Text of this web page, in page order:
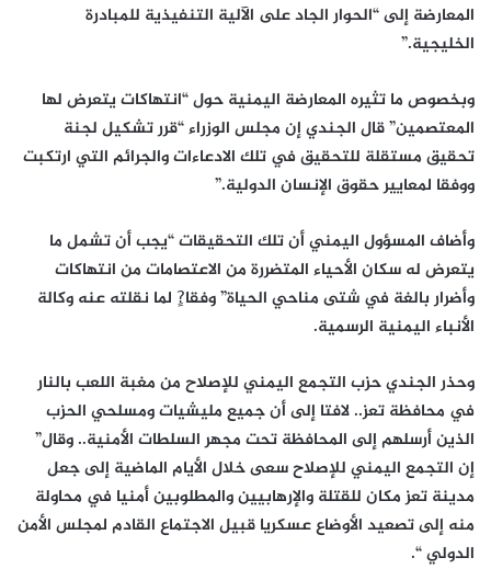
المعارضة إلى “الحوار الجاد على الآلية التنفيذية للمبادرة
الخليجية.”
وبخصوص ما تثيره المعارضة اليمنية حول “انتهاكات يتعرض لها
المعتصمين” قال الجندي إن مجلس الوزراء “قرر تشكيل لجنة
تحقيق مستقلة للتحقيق في تلك الادعاءات والجرائم التي ارتكبت
ووفقا لمعايير حقوق الإنسان الدولية.”
وأضاف المسؤول اليمني أن تلك التحقيقات “يجب أن تشمل ما
يتعرض له سكان الأحياء المتضررة من الاعتصامات من انتهاكات
وأضرار بالغة في شتى مناحي الحياة” وفقا?ٍ لما نقلته عنه وكالة
الأنباء اليمنية الرسمية.
وحذر الجندي حزب التجمع اليمني للإصلاح من مغبة اللعب بالنار
في محافظة تعز.. لافتا إلى أن جميع مليشيات ومسلحي الحزب
الذين أرسلهم إلى المحافظة تحت مجهر السلطات الأمنية.. وقال”
إن التجمع اليمني للإصلاح سعى خلال الأيام الماضية إلى جعل
مدينة تعز مكان للقتلة والإرهابيين والمطلوبين أمنيا في محاولة
منه إلى تصعيد الأوضاع عسكريا قبيل الاجتماع القادم لمجلس الأمن
الدولي “.